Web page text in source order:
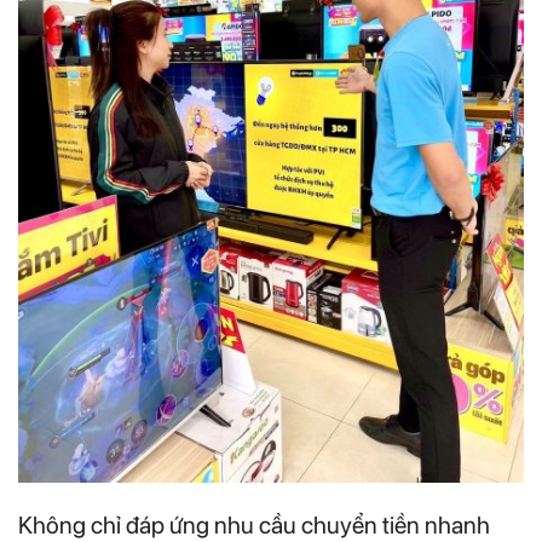
Không chỉ đáp ứng nhu cầu chuyển tiền nhanh